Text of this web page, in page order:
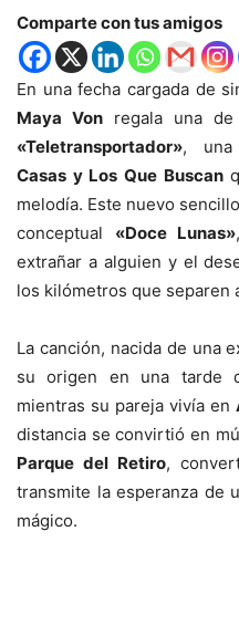
Comparte con tus amigos
En una fecha cargada de
Maya Vonregala una de
«Teletransportador», una
Casas y Los Que Buscan
melodía. Este nuevo
conceptual «Doce Lunas»
extrañar a alguien y el
los kilómetros que separen
La canción, nacida de una
su origen en una tarde
mientras su pareja vivía en
distancia se convirtió en
Parque del Retiro,
transmite la esperanza de
mágico.